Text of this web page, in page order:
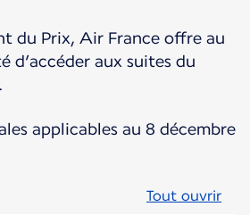
du Prix, Air France offre au
d’accéder aux suites du
applicables au 8 décembre
Tout ouvrir